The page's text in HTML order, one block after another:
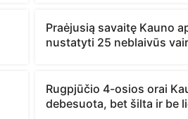
Praėjusią savaitę Kauno
nustatyti 25 neblaivūs
Rugpjūčio 4-osios orai
debesuota, bet šilta ir be